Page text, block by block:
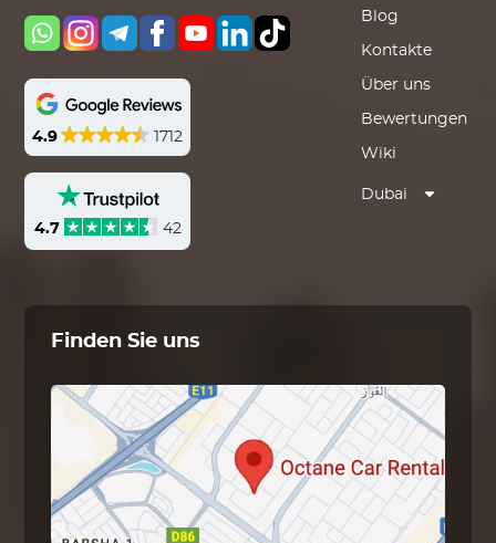
4.9 1712
4.7 42
Blog
Kontakte
Über uns
Bewertungen
Wiki
Dubai
Finden Sie uns